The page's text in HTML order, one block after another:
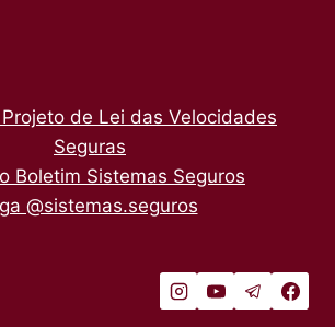
de Lei das Velocidades
Seguras
Boletim Sistemas Seguros
@sistemas.seguros